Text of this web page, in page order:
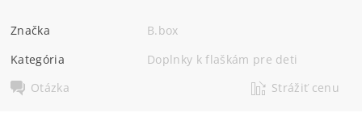
Značka
B.box
Kategória
Doplnky k flaškám pre deti
Otázka
Strážiť cenu